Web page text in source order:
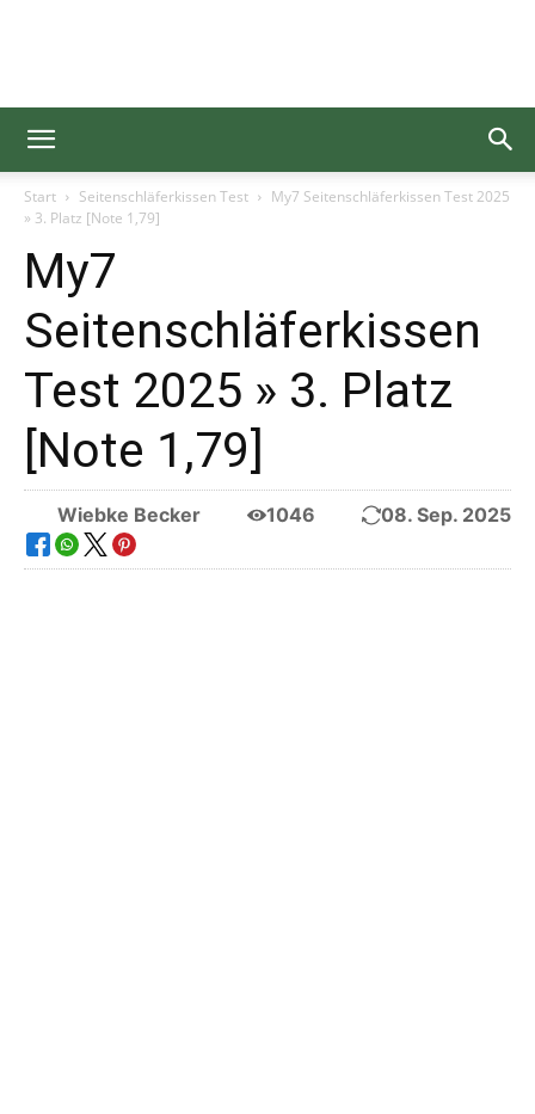
Gesundgelesen
Start Seitenschläferkissen Test
My7 Seitenschläferkissen Test 2025
» 3. Platz [Note 1,79]
My7
Seitenschläferkissen
Test 2025 » 3. Platz
[Note 1,79]
Wiebke Becker 1046 08. Sep. 2025